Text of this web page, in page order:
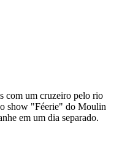
com um cruzeiro pelo rio
show "Féerie" do Moulin
em um dia separado.